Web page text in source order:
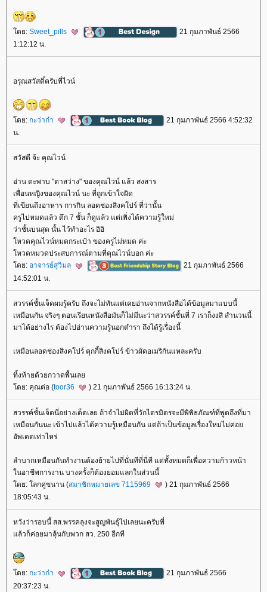
ดย: Sweet_pills
21 กุมภาพันธ์ 2566
1:12:12 น.
อรุณสวัสดิ์ครับพี่ไวน์
ดย: กะว่าก๋า
21 กุมภาพันธ์ 2566 4:52:32
น.
สวัสดี จ้ะ คุณไวน์
อ่าน ตะพาบ "ตาสว่าง" ของคุณไวน์ แล้ว สงสาร
เพื่อนหญิงของคุณไวน์ นะ ที่ถูกเข้าใจผิด
ที่เขียนถึงอาหาร การกิน ลอดช่องสิงคโปร์ ที่ว่านั้น
ครูไปหมดแล้ว ตึก 7 ชั้น ก็ดูแล้ว แต่เพิ่งได้ความรู้ใหม่
ว่าชั้นบนสุด นั้น ไว้ทำอะไร อิอิ
หวดคุณไวน์หมดกระเป๋า ของครูไม่หมด ค่ะ
หวดหมวดประสบการณ์ตามที่คุณไวน์บอก ค่ะ
ดย: อาจารย์สุวิมล
21 กุมภาพันธ์ 2566
14:52:01 น.
สวรรค์ชั้นเจ็ดผมรู้ครับ ถึงจะไม่ทันแต่เคยอ่านจากหนังสือได้ข้อมูลมาแบบนี้
เหมือนกัน จริงๆ ตอนเรียนหนังสือมันก็ไม่มีนะว่าสวรรค์ชั้นที่ 7 เราก็งงสิ สำนวนนี้
มาได้อย่างไร ต้องไปอ่านความรู้นอกตำรา ถึงได้รู้เรื่องนี้
เหมือนลอดช่องสิงคโปร์ คุกกี้สิงคโปร์ ข้าวผัดอเมริกันแหละครับ
ทิ้งท้ายด้วยกวาดพื้นเล
ดย: คุณต่อ (toor36 ) 21 กุมภาพันธ์ 2566 16:13:24 น.
สวรรค์ชั้นเจ็ดนี่อย่างเด็ดเลย ถ้าจำไม่ผิดที่วักไตรมิตรจะมีพิพิธภัณฑ์ที่พูดถึงที่มา
เหมือนกันนะ เข้าไปแล้วได้ความรู้เหมือนกัน แต่ถ้าเป็นข้อมูลเรื่องใหม่ไม่ค่อ
อัพเดตเท่าไหร่
ลำบากเหมือนกันทำงานต้องย้ายไปที่นั่นทีที่นี่ที แต่ทั้งหมดก็เพื่อความก้าวหน้า
นอาชีพการงาน บางครั้งก็ต้องยอมแลกในส่วนนี้
ดย: โลกคู่ขนาน (สมาชิกหมายเลข 7115969
) 21 กุมภาพันธ์ 2566
18:05:43 น.
หวังว่ารอบนี้ สส.พรรคลุงจะสูญพันธ์ุไปเลยนะครับพี่
ล้วก็ค่อยมาลุ้นกับพวก สว. 250 อีกที
ดย: กะว่าก๋า
21 กุมภาพันธ์ 2566
20:37:23 น.